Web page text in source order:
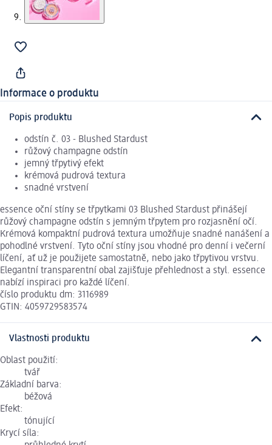
Informace o produktu
Popis produktu
odstín č. 03 - Blushed Stardust
růžový champagne odstín
jemný třpytivý efekt
krémová pudrová textura
snadné vrstvení
essence oční stíny se třpytkami 03 Blushed Stardust přinášejí
růžový champagne odstín s jemným třpytem pro rozjasnění očí.
Krémová kompaktní pudrová textura umožňuje snadné nanášení a
pohodlné vrstvení. Tyto oční stíny jsou vhodné pro denní i večerní
líčení, ať už je použijete samostatně, nebo jako třpytivou vrstvu.
Elegantní transparentní obal zajišťuje přehlednost a styl. essence
nabízí inspiraci pro každé líčení.
číslo produktu dm: 3116989
GTIN: 4059729583574
Vlastnosti produktu
Oblast použití:
tvář
Základní barva:
béžová
Efekt:
tónující
Krycí síla: